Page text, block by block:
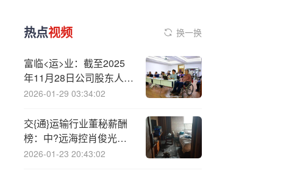
热点视频 换一换
富临<运>业：截至2025
年11月28日公司股东人数
为16609户
2026-01-29 03:34:02
交{通}运输行业董秘薪酬
榜：中?远海控肖俊光
2024年薪腰斩 仍以298万
2026-01-23 20:43:02